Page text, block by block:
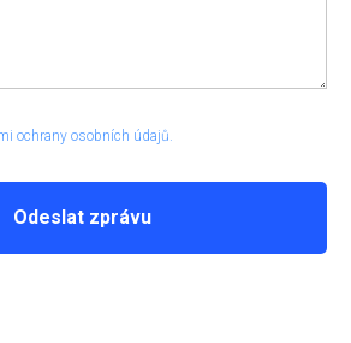
ochrany osobních údajů.
Odeslat zprávu